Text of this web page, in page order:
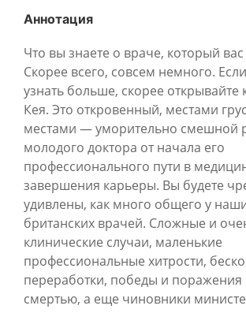
Аннотация
Что вы знаете о враче, который вас
Скорее всего, совсем немного.
узнать больше, скорее открывайте
Кея. Это откровенный, местами
местами — уморительно смешной
молодого доктора от начала его
профессионального пути в
завершения карьеры. Вы будете
удивлены, как много общего у
британских врачей. Сложные и
клинические случаи, маленькие
профессиональные хитрости,
переработки, победы и поражения
смертью, а еще чиновники